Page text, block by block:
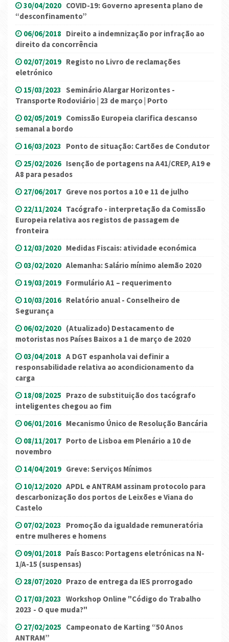
30/04/2020 COVID-19: Governo apresenta plano de
“desconfinamento”
06/06/2018 Direito a indemnização por infração ao
direito da concorrência
02/07/2019 Registo no Livro de reclamações
eletrónico
15/03/2023 Seminário Alargar Horizontes -
Transporte Rodoviário | 23 de março | Porto
02/05/2019 Comissão Europeia clarifica descanso
semanal a bordo
16/03/2023 Ponto de situação: Cartões de Condutor
25/02/2026 Isenção de portagens na A41/CREP, A19 e
A8 para pesados
27/06/2017 Greve nos portos a 10 e 11 de julho
22/11/2024 Tacógrafo - interpretação da Comissão
Europeia relativa aos registos de passagem de
fronteira
12/03/2020 Medidas Fiscais: atividade económica
03/02/2020 Alemanha: Salário mínimo alemão 2020
19/03/2019 Formulário A1 – requerimento
10/03/2016 Relatório anual - Conselheiro de
Segurança
06/02/2020 (Atualizado) Destacamento de
motoristas nos Países Baixos a 1 de março de 2020
03/04/2018 A DGT espanhola vai definir a
responsabilidade relativa ao acondicionamento da
carga
18/08/2025 Prazo de substituição dos tacógrafo
inteligentes chegou ao fim
06/01/2016 Mecanismo Único de Resolução Bancária
08/11/2017 Porto de Lisboa em Plenário a 10 de
novembro
14/04/2019 Greve: Serviços Mínimos
10/12/2020 APDL e ANTRAM assinam protocolo para
descarbonização dos portos de Leixões e Viana do
Castelo
07/02/2023 Promoção da igualdade remuneratória
entre mulheres e homens
09/01/2018 País Basco: Portagens eletrónicas na N-
1/A-15 (suspensas)
28/07/2020 Prazo de entrega da IES prorrogado
17/03/2023 Workshop Online "Código do Trabalho
2023 - O que muda?"
27/02/2025 Campeonato de Karting “50 Anos
ANTRAM”